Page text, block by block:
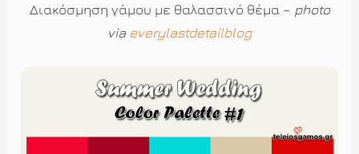
Διακόσμηση γάμου με θαλασσινό θέμα – photo
via everylastdetailblog